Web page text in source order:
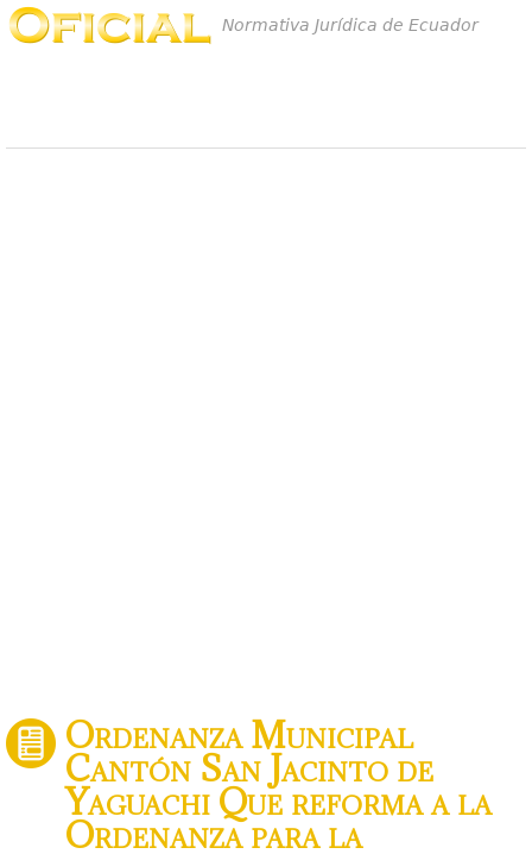
Normativa Jurídica de Ecuador
Ordenanza Municipal
Cantón San Jacinto de
Yaguachi Que reforma a la
Ordenanza para la